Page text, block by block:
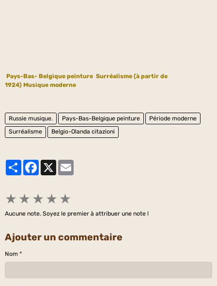
Pays-Bas- Belgique peinture Surréalisme (à partir de
1924) Musique moderne
Russie musique. Pays-Bas-Belgique peinture
Période moderne
Surréalisme
Belgio-Olanda citazioni
PartagerFacebook
★ ★ ★ ★ ★
Aucune note. Soyez le premier à attribuer une note !
Ajouter un commentaire
Nom